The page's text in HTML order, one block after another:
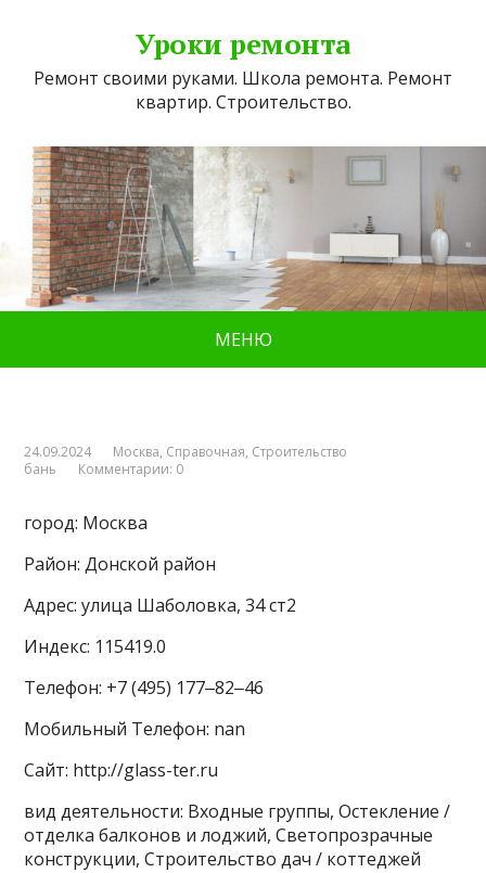
Уроки ремонта
Ремонт своими руками. Школа ремонта. Ремонт
квартир. Строительство.
МЕНЮ
24.09.2024 Москва, Справочная, Строительство
бань
Комментарии: 0
город: Москва
Район: Донской район
Адрес: улица Шаболовка, 34 ст2
Индекс: 115419.0
Телефон: +7 (495) 177‒82‒46
Мобильный Телефон: nan
Сайт: http://glass-ter.ru
вид деятельности: Входные группы, Остекление /
отделка балконов и лоджий, Светопрозрачные
конструкции, Строительство дач / коттеджей